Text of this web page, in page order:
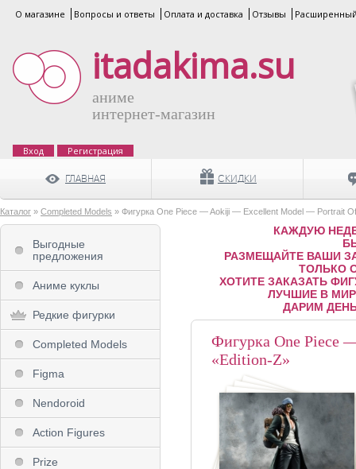
О магазине Вопросы и ответы Оплата и доставка Отзывы
itadakima.su
аниме
интернет-магазин
Вход Регистрация
ГЛАВНАЯ СКИДКИ
Каталог » Completed Models » Фигурка One Piece — Aokiji — Excellent Model — Portrait
КАЖДУЮ
РАЗМЕЩАЙТЕ ВАШИ
ТОЛЬКО
ХОТИТЕ ЗАКАЗАТЬ
ЛУЧШИЕ В
ДАРИМ
Фигурка One
«Edition-Z»
Выгодные
предложения
Аниме куклы
Редкие фигурки
Completed Models
Figma
Nendoroid
Action Figures
Prize